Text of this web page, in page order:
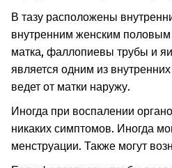
В тазу расположены
внутренним женским половым
матка, фаллопиевы трубы и
является одним из
ведет от матки наружу.
Иногда при воспалении
никаких симптомов. Иногда
менструации. Также могут